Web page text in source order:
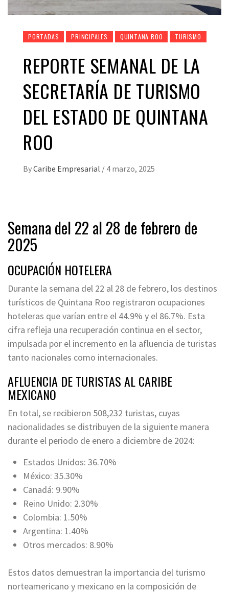
PORTADAS PRINCIPALES QUINTANA ROO TURISMO
REPORTE SEMANAL DE LA
SECRETARÍA DE TURISMO
DEL ESTADO DE QUINTANA
ROO
ByCaribe Empresarial / 4 marzo, 2025
Semana del 22 al 28 de febrero de
2025
OCUPACIÓN HOTELERA
Durante la semana del 22 al 28 de febrero, los destinos
turísticos de Quintana Roo registraron ocupaciones
hoteleras que varían entre el 44.9% y el 86.7%. Esta
cifra refleja una recuperación continua en el sector,
impulsada por el incremento en la afluencia de turistas
tanto nacionales como internacionales.
AFLUENCIA DE TURISTAS AL CARIBE
MEXICANO
En total, se recibieron 508,232 turistas, cuyas
nacionalidades se distribuyen de la siguiente manera
durante el periodo de enero a diciembre de 2024:
Estados Unidos: 36.70%
México: 35.30%
Canadá: 9.90%
Reino Unido: 2.30%
Colombia: 1.50%
Argentina: 1.40%
Otros mercados: 8.90%
Estos datos demuestran la importancia del turismo
norteamericano y mexicano en la composición de